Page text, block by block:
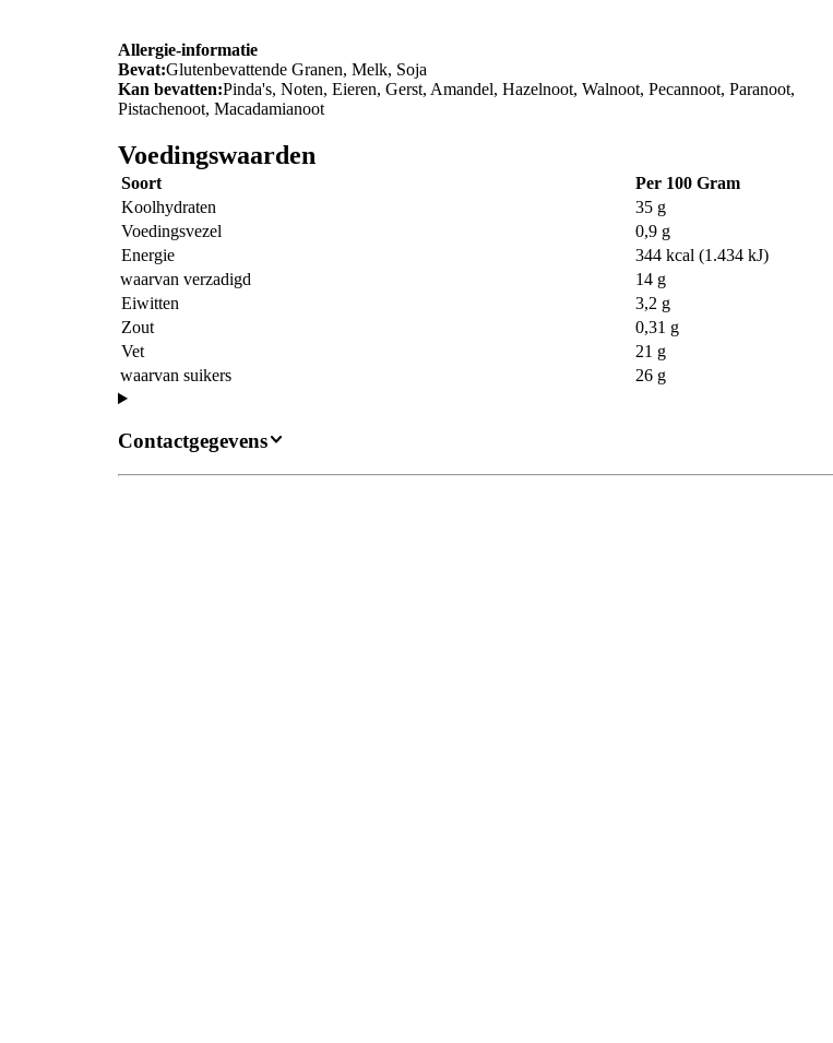
Allergie-informatie
Bevat:Glutenbevattende Granen, Melk, Soja
Kan bevatten:Pinda's, Noten, Eieren, Gerst, Amandel, Hazelnoot, Walnoot, Pecannoot, Paranoot,
Pistachenoot, Macadamianoot
Voedingswaarden
Soort
Per 100 Gram
Koolhydraten
35 g
Voedingsvezel
0,9 g
Energie
344 kcal (1.434 kJ)
waarvan verzadigd
14 g
Eiwitten
3,2 g
Zout
0,31 g
Vet
21 g
waarvan suikers
26 g
Contactgegevens